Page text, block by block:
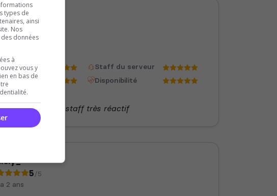
baldas
2 ans
Staff du serveur
Disponibilité
accueil les staff très réactif
5/5
2 ans
types de
ainsi
Nos
données
à
vous y
en bas de